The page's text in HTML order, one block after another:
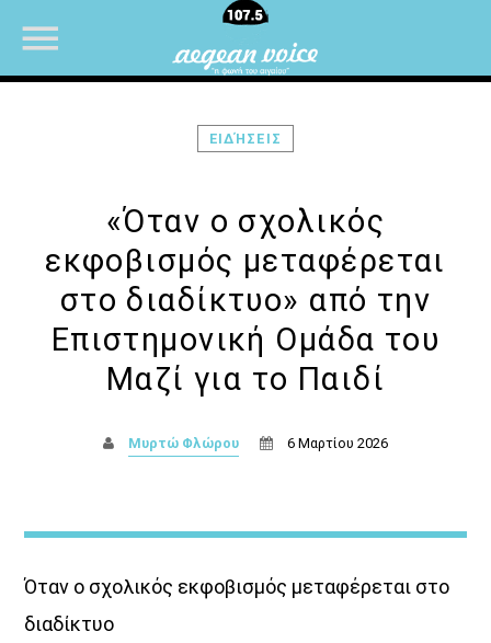
ΕΙΔΉΣΕΙΣ
«Όταν ο σχολικός
εκφοβισμός μεταφέρεται
στο διαδίκτυο» από την
Επιστημονική Ομάδα του
Μαζί για το Παιδί
Μυρτώ Φλώρου 6 Μαρτίου 2026
Όταν ο σχολικός εκφοβισμός μεταφέρεται στο
διαδίκτυο